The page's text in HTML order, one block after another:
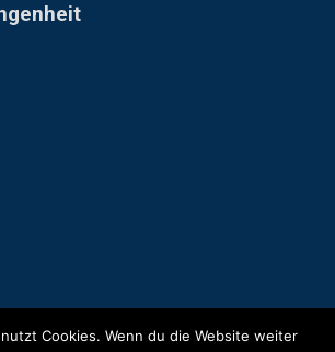
Cookies. Wenn du die Website weiter